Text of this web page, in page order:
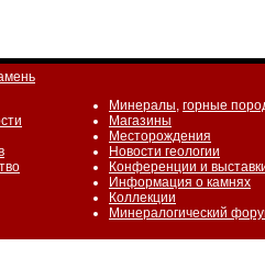
Минералы, горные
Магазины
Месторождения
Новости геологии
Конференции и
Информация о камнях
Коллекции
Минералогический